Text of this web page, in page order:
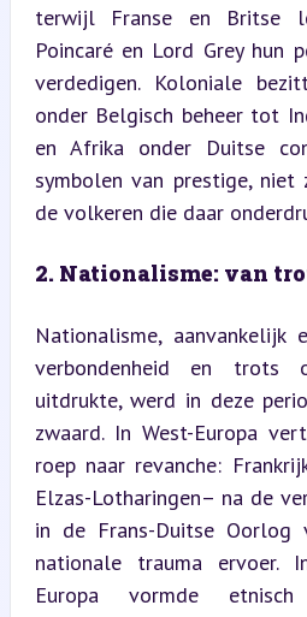
terwijl Franse en Britse
Poincaré en Lord Grey hun
verdedigen. Koloniale
onder Belgisch beheer tot
en Afrika onder Duitse
symbolen van prestige,
de volkeren die daar
2. Nationalisme: van
Nationalisme,
verbondenheid en
uitdrukte, werd in deze
zwaard. In West-Europa
roep naar revanche:
Elzas-Lotharingen– na de
in de Frans-Duitse
nationale trauma ervoer.
Europa vormde